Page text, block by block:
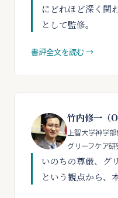
にどれほど深く関
として監修。
書評全文を読む →
竹内修一（
上智大学神学
グリーフケア
いのちの尊厳、グ
という観点から、